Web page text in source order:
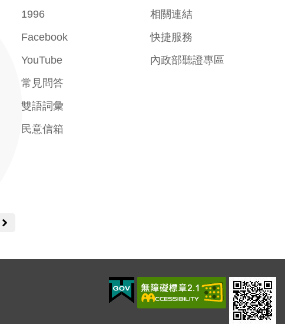
1996
Facebook
YouTube
常見問答
雙語詞彙
民意信箱
相關連結
快捷服務
內政部聽證專區